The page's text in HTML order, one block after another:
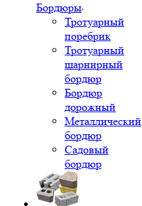
Бордюры
Тротуарный
поребрик
Тротуарный
шарнирный
бордюр
Бордюр
дорожный
Металлический
бордюр
Садовый
бордюр